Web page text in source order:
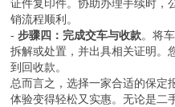
证件复印件。协助办理手续时，
销流程顺利。
-步骤四：完成交车与收款。将
拆解或处置，并出具相关证明。
到回收款。
总而言之，选择一家合适的保定
体验变得轻松又实惠。无论是二